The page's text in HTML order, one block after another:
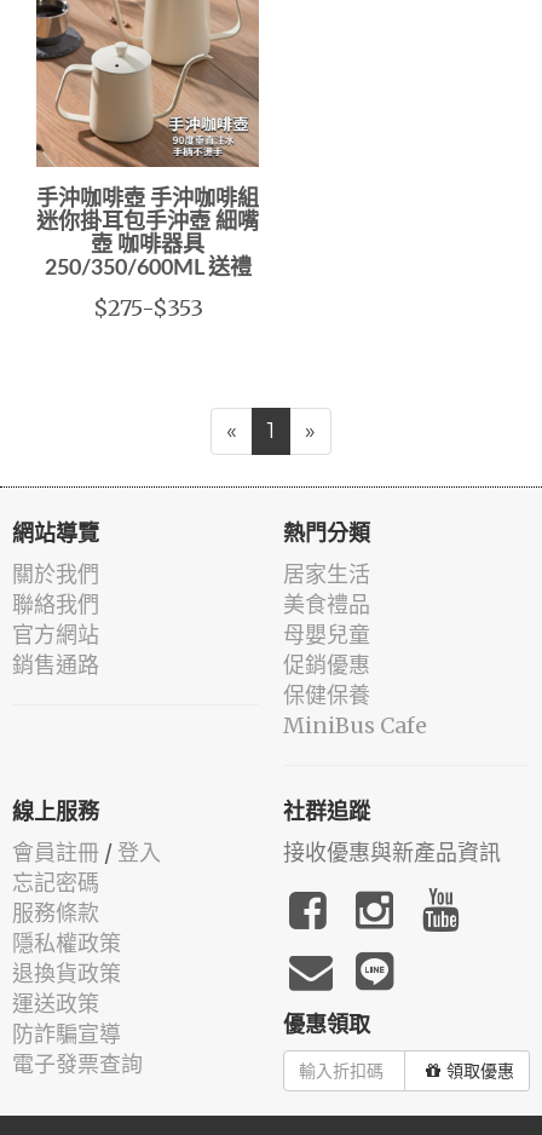
手沖咖啡壺 手沖咖啡組
迷你掛耳包手沖壺 細嘴
壺 咖啡器具
250/350/600ML 送禮
$275-$353
« 1 »
網站導覽
關於我們
聯絡我們
官方網站
銷售通路
熱門分類
居家生活
美食禮品
母嬰兒童
促銷優惠
保健保養
MiniBus Cafe
線上服務
會員註冊 / 登入
忘記密碼
服務條款
隱私權政策
退換貨政策
運送政策
防詐騙宣導
電子發票查詢
社群追蹤
接收優惠與新產品資訊
優惠領取
領取優惠